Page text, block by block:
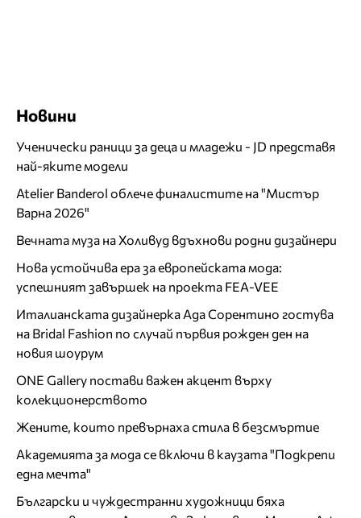
Новини
Ученически раници за деца и младежи - JD представя
най-яките модели
Atelier Banderol облече финалистите на "Мистър
Варна 2026"
Вечната муза на Холивуд вдъхнови родни дизайнери
Нова устойчива ера за европейската мода:
успешният завършек на проекта FEA-VEE
Италианската дизайнерка Ада Сорентино гостува
на Bridal Fashion по случай първия рожден ден на
новия шоурум
ONE Gallery постави важен акцент върху
колекционерството
Жените, които превърнаха стила в безсмъртие
Академията за мода се включи в каузата "Подкрепи
една мечта"
Български и чуждестранни художници бяха